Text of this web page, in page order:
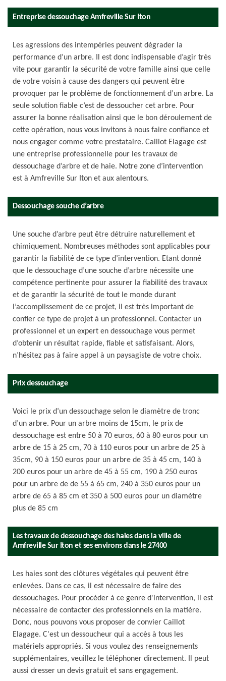
Entreprise dessouchage Amfreville Sur Iton
Les agressions des intempéries peuvent dégrader la
performance d’un arbre. Il est donc indispensable d’agir très
vite pour garantir la sécurité de votre famille ainsi que celle
de votre voisin à cause des dangers qui peuvent être
provoquer par le problème de fonctionnement d’un arbre. La
seule solution fiable c’est de dessoucher cet arbre. Pour
assurer la bonne réalisation ainsi que le bon déroulement de
cette opération, nous vous invitons à nous faire confiance et
nous engager comme votre prestataire. Caillot Elagage est
une entreprise professionnelle pour les travaux de
dessouchage d’arbre et de haie. Notre zone d’intervention
est à Amfreville Sur Iton et aux alentours.
Dessouchage souche d’arbre
Une souche d’arbre peut être détruire naturellement et
chimiquement. Nombreuses méthodes sont applicables pour
garantir la fiabilité de ce type d’intervention. Etant donné
que le dessouchage d’une souche d’arbre nécessite une
compétence pertinente pour assurer la fiabilité des travaux
et de garantir la sécurité de tout le monde durant
l’accomplissement de ce projet, il est très important de
confier ce type de projet à un professionnel. Contacter un
professionnel et un expert en dessouchage vous permet
d’obtenir un résultat rapide, fiable et satisfaisant. Alors,
n’hésitez pas à faire appel à un paysagiste de votre choix.
Prix dessouchage
Voici le prix d’un dessouchage selon le diamètre de tronc
d’un arbre. Pour un arbre moins de 15cm, le prix de
dessouchage est entre 50 à 70 euros, 60 à 80 euros pour un
arbre de 15 à 25 cm, 70 à 110 euros pour un arbre de 25 à
35cm, 90 à 150 euros pour un arbre de 35 à 45 cm, 140 à
200 euros pour un arbre de 45 à 55 cm, 190 à 250 euros
pour un arbre de de 55 à 65 cm, 240 à 350 euros pour un
arbre de 65 à 85 cm et 350 à 500 euros pour un diamètre
plus de 85 cm
Les travaux de dessouchage des haies dans la ville de
Amfreville Sur Iton et ses environs dans le 27400
Les haies sont des clôtures végétales qui peuvent être
enlevées. Dans ce cas, il est nécessaire de faire des
dessouchages. Pour procéder à ce genre d'intervention, il est
nécessaire de contacter des professionnels en la matière.
Donc, nous pouvons vous proposer de convier Caillot
Elagage. C'est un dessoucheur qui a accès à tous les
matériels appropriés. Si vous voulez des renseignements
supplémentaires, veuillez le téléphoner directement. Il peut
aussi dresser un devis gratuit et sans engagement.